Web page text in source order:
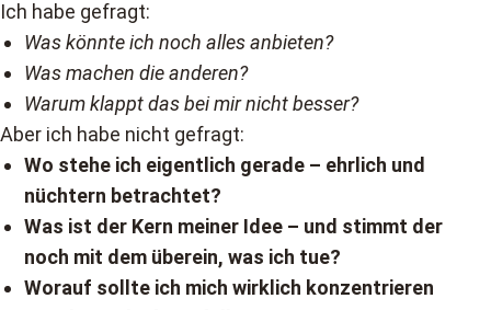
Ich habe gefragt:
Was könnte ich noch alles anbieten?
Was machen die anderen?
Warum klappt das bei mir nicht besser?
Aber ich habe nicht gefragt:
Wo stehe ich eigentlich gerade – ehrlich und
nüchtern betrachtet?
Was ist der Kern meiner Idee – und stimmt der
noch mit dem überein, was ich tue?
Worauf sollte ich mich wirklich konzentrieren